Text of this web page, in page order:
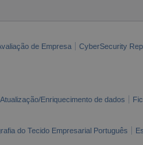
de Empresa CyberSecurity
Atualização/Enriquecimento de dados
do Tecido Empresarial Português